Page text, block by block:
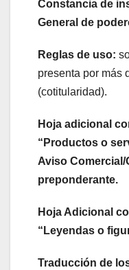
Constancia de
General de
Reglas de uso:
presenta por más
(cotitularidad).
Hoja adicional
“Productos o
Aviso Comercial/
preponderante.
Hoja Adicional
“Leyendas o
Traducción de